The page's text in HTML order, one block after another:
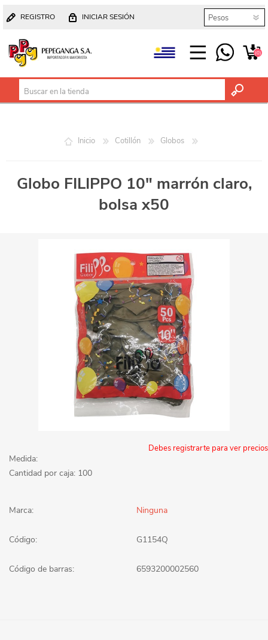
REGISTRO INICIAR SESIÓN
(0)
Inicio Cotillón Globos
Globo FILIPPO 10" marrón claro,
bolsa x50
Debes registrarte para ver precios
Medida:
Cantidad por caja: 100
Marca: Ninguna
Código: G1154Q
Código de barras: 6593200002560